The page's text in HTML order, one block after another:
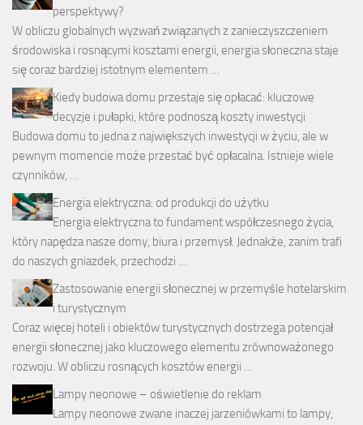
perspektywy?
W obliczu globalnych wyzwań związanych z zanieczyszczeniem
środowiska i rosnącymi kosztami energii, energia słoneczna staje
się coraz bardziej istotnym elementem …
Kiedy budowa domu przestaje się opłacać: kluczowe
decyzje i pułapki, które podnoszą koszty inwestycji
Budowa domu to jedna z największych inwestycji w życiu, ale w
pewnym momencie może przestać być opłacalna. Istnieje wiele
czynników, …
Energia elektryczna: od produkcji do użytku
Energia elektryczna to fundament współczesnego życia,
który napędza nasze domy, biura i przemysł. Jednakże, zanim trafi
do naszych gniazdek, przechodzi …
Zastosowanie energii słonecznej w przemyśle hotelarskim
i turystycznym
Coraz więcej hoteli i obiektów turystycznych dostrzega potencjał
energii słonecznej jako kluczowego elementu zrównoważonego
rozwoju. W obliczu rosnących kosztów energii …
Lampy neonowe – oświetlenie do reklam
Lampy neonowe zwane inaczej jarzeniówkami to lampy,